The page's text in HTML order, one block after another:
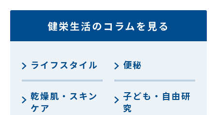
健栄生活のコラムを見る
ライフスタイル 便秘
乾燥肌・スキン
ケア
子ども・自由研
究